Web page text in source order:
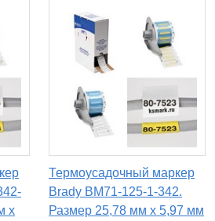
х
Термоусадочный маркер
Brady BM71-125-1-342.
Размер 25,78 мм х 5,97 мм